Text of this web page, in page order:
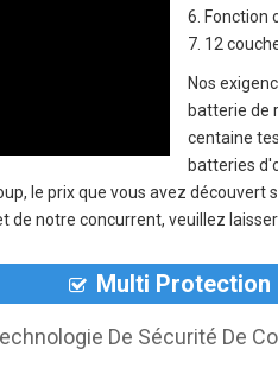
6. Fonction
7. 12
Nos
batterie de
centaine
batteries
le prix que vous avez
notre concurrent, veuillez
Multi Protection
De Sécurité De